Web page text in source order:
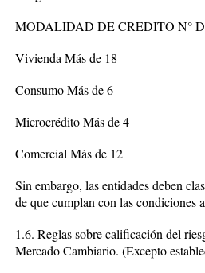
MODALIDAD DE CREDITO N°
Vivienda Más de 18
Consumo Más de 6
Microcrédito Más de 4
Comercial Más de 12
Sin embargo, las entidades deben
de que cumplan con las condiciones
1.6. Reglas sobre calificación del
Mercado Cambiario. (Excepto